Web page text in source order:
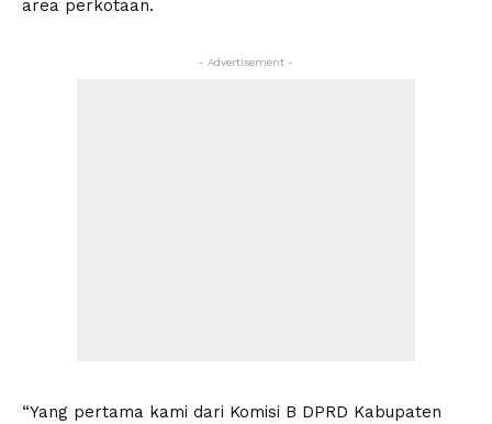
area perkotaan.
- Advertisement -
“Yang pertama kami dari Komisi B DPRD Kabupaten